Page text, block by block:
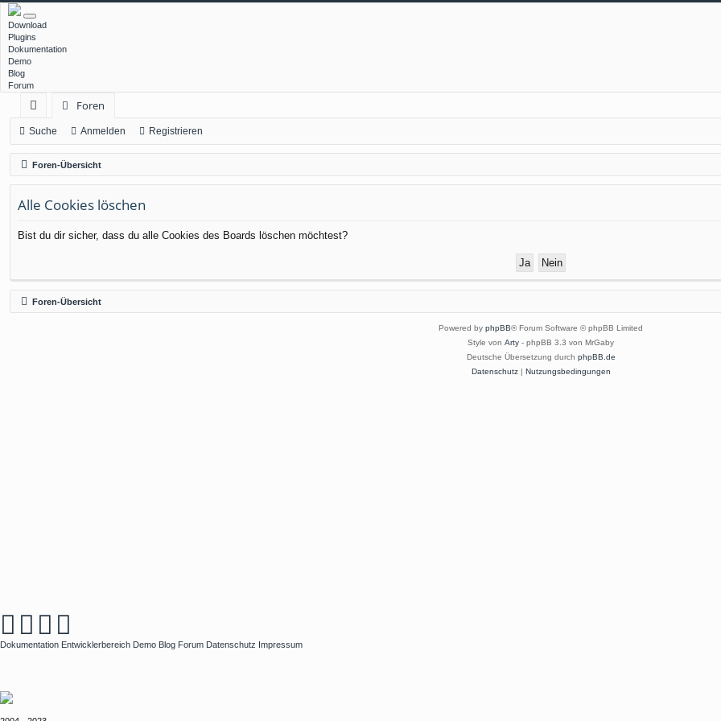
Download
Plugins
Dokumentation
Demo
Blog
Forum
ch
ne
llz
ug
rif
Foren
Suche Anmelden Registrieren
Foren-Übersicht
Alle Cookies löschen
Bist du dir sicher, dass du alle Cookies des Boards löschen möchtest?
Foren-Übersicht
Powered by phpBB® Forum Software © phpBB Limited
Style von Arty - phpBB 3.3 von MrGaby
Deutsche Übersetzung durch phpBB.de
Datenschutz| Nutzungsbedingungen
Dokumentation Entwicklerbereich Demo Blog Forum Datenschutz Impressum